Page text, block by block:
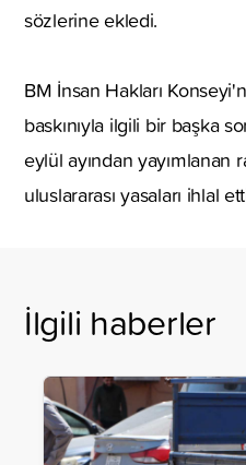
sözlerine ekledi.
BM İnsan Hakları
baskınıyla ilgili bir başka
eylül ayından yayımlanan
uluslararası yasaları ihlal
İlgili haberler